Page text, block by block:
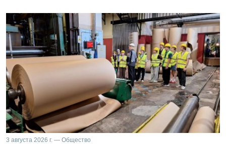
3 августа 2026 г. — Общество